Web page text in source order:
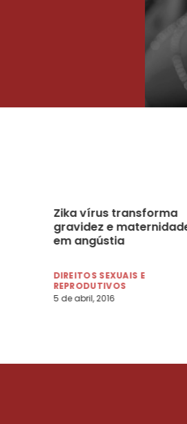
23
Zika vírus transforma
gravidez e
em angústia
DIREITOS SEXUAIS E
REPRODUTIVOS
5 de abril, 2016